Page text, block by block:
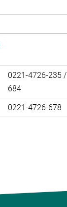
0221-4726-235 /
684
0221-4726-678